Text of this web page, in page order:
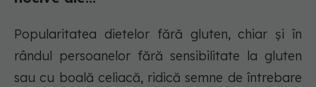
Popularitatea dietelor fără gluten, chiar și în
rândul persoanelor fără sensibilitate la gluten
sau cu boală celiacă, ridică semne de întrebare